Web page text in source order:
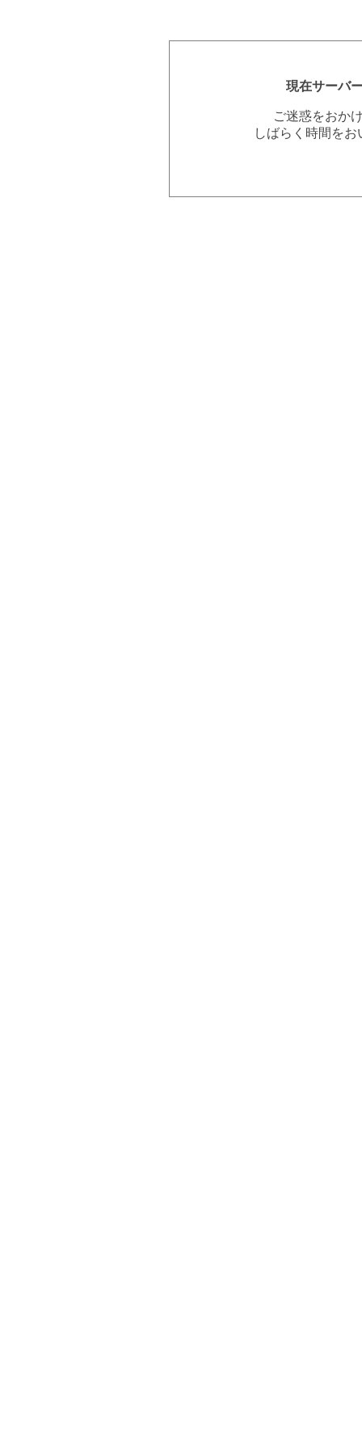
現在サーバ
ご迷惑をおか
しばらく時間を